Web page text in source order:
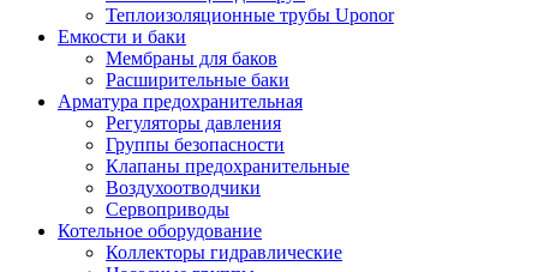
Теплоизоляционные трубы Uponor
Емкости и баки
Мембраны для баков
Расширительные баки
Арматура предохранительная
Регуляторы давления
Группы безопасности
Клапаны предохранительные
Воздухоотводчики
Сервоприводы
Котельное оборудование
Коллекторы гидравлические